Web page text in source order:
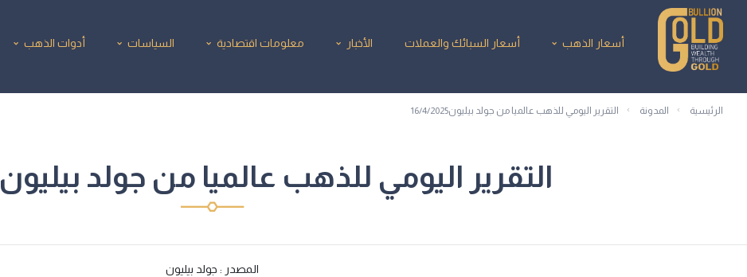
أسعار الذهب أسعار السبائك والعملات الأخبار معلومات اقتصادية السياسات أدوات الذهب
الرئيسية المدونة التقرير اليومي للذهب عالميا من جولد بيليون16/4/2025
التقرير اليومي للذهب عالميا من جولد بيليون16/4/2025
المصدر : جولد بيليون